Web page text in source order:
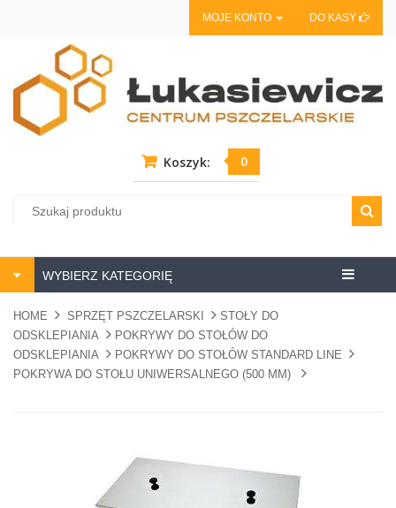
MOJE KONTO DO KASY
Koszyk: 0
Centrum
WYBIERZ KATEGORIĘ
HOME SPRZĘT PSZCZELARSKI
STOŁY DO
ODSKLEPIANIA
POKRYWY DO STOŁÓW DO
ODSKLEPIANIA
POKRYWY DO STOŁÓW STANDARD LINE
POKRYWA DO STOŁU UNIWERSALNEGO (500 MM)